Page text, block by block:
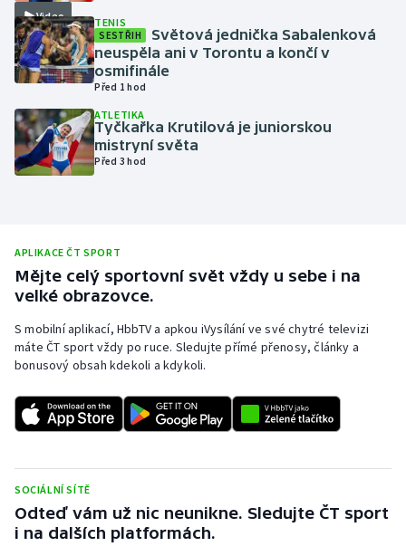
Moderní pětiboj
Motorsport
Parasport
Ragby
Rychlobruslení
Rychlostní kanoistika
Short track
Stolní tenis
Triatlon
Video TENIS
SESTŘIH
Světová jednička Sabalenková
neuspěla ani v Torontu a končí v
osmifinále
Před 1 hod
ATLETIKA
Tyčkařka Krutilová je juniorskou
mistryní světa
Před 3 hod
APLIKACE ČT SPORT
Mějte celý sportovní svět vždy u sebe i na
velké obrazovce.
S mobilní aplikací, HbbTV a apkou iVysílání ve své chytré televizi
máte ČT sport vždy po ruce. Sledujte přímé přenosy, články a
bonusový obsah kdekoli a kdykoli.
SOCIÁLNÍ SÍTĚ
Odteď vám už nic neunikne. Sledujte ČT sport
i na dalších platformách.